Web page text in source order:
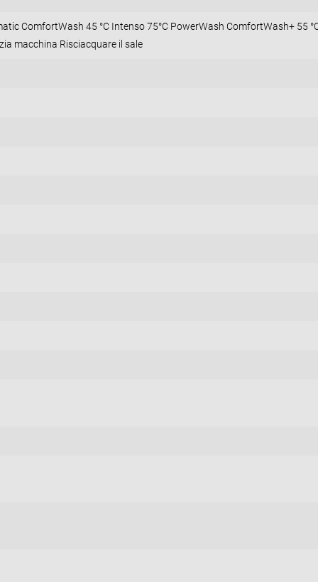
ComfortWash 45 °C Intenso 75°C PowerWash ComfortWash+ 55
macchina Risciacquare il sale